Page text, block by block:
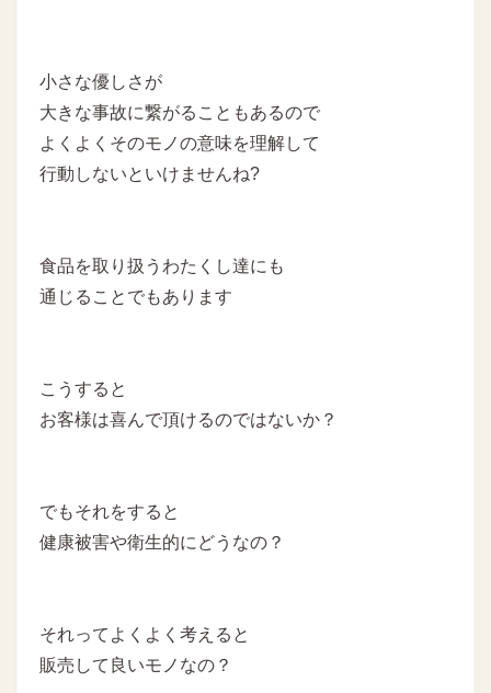
小さな優しさが
大きな事故に繋がることもあるので
よくよくそのモノの意味を理解して
行動しないといけませんね?
食品を取り扱うわたくし達にも
通じることでもあります
こうすると
お客様は喜んで頂けるのではないか？
でもそれをすると
健康被害や衛生的にどうなの？
それってよくよく考えると
販売して良いモノなの？